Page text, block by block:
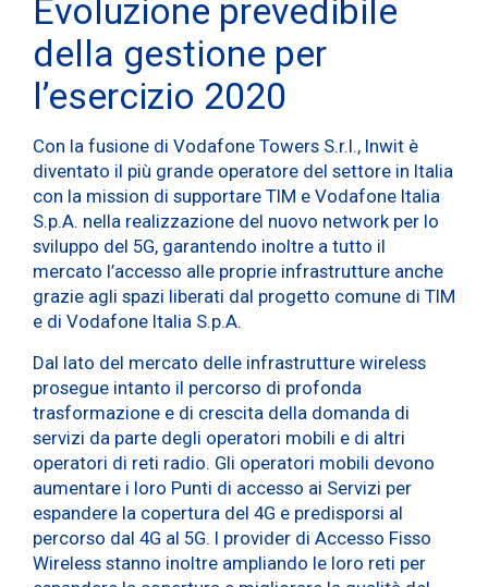
Evoluzione prevedibile
della gestione per
l’esercizio 2020
Con la fusione di Vodafone Towers S.r.l., Inwit è
diventato il più grande operatore del settore in Italia
con la mission di supportare TIM e Vodafone Italia
S.p.A. nella realizzazione del nuovo network per lo
sviluppo del 5G, garantendo inoltre a tutto il
mercato l’accesso alle proprie infrastrutture anche
grazie agli spazi liberati dal progetto comune di TIM
e di Vodafone Italia S.p.A.
Dal lato del mercato delle infrastrutture wireless
prosegue intanto il percorso di profonda
trasformazione e di crescita della domanda di
servizi da parte degli operatori mobili e di altri
operatori di reti radio. Gli operatori mobili devono
aumentare i loro Punti di accesso ai Servizi per
espandere la copertura del 4G e predisporsi al
percorso dal 4G al 5G. I provider di Accesso Fisso
Wireless stanno inoltre ampliando le loro reti per